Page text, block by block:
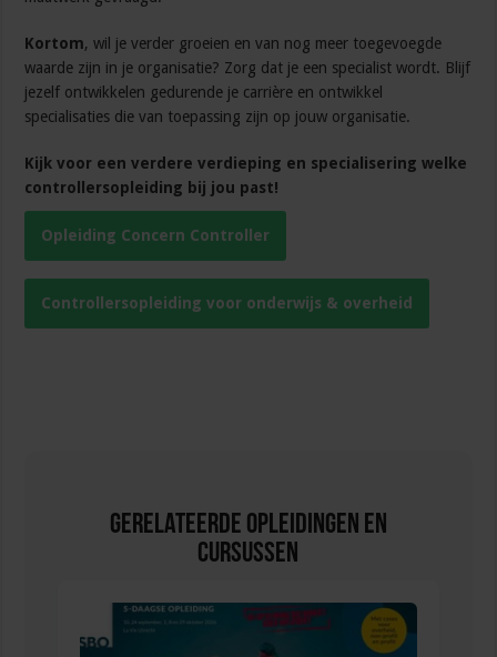
Kortom, wil je verder groeien en van nog meer toegevoegde
waarde zijn in je organisatie? Zorg dat je een specialist wordt. Blijf
jezelf ontwikkelen gedurende je carrière en ontwikkel
specialisaties die van toepassing zijn op jouw organisatie.
Kijk voor een verdere verdieping en specialisering welke
controllersopleiding bij jou past!
Opleiding Concern Controller
Controllersopleiding voor onderwijs & overheid
Gerelateerde Opleidingen en
Cursussen